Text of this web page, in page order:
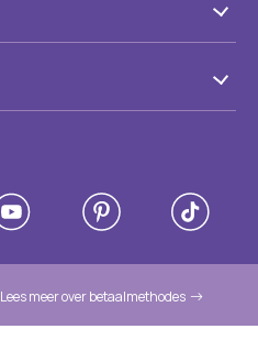
Lees meer over betaalmethodes